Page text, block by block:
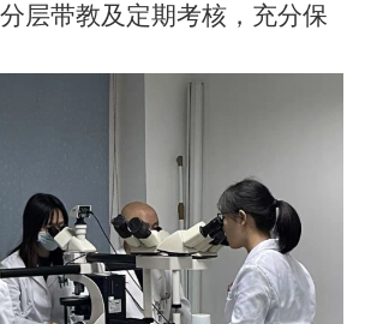
层带教及定期考核，充分保